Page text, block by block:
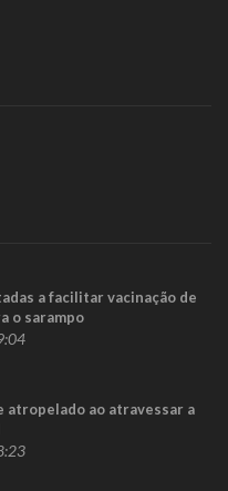
a facilitar vacinação de
o sarampo
atropelado ao atravessar a